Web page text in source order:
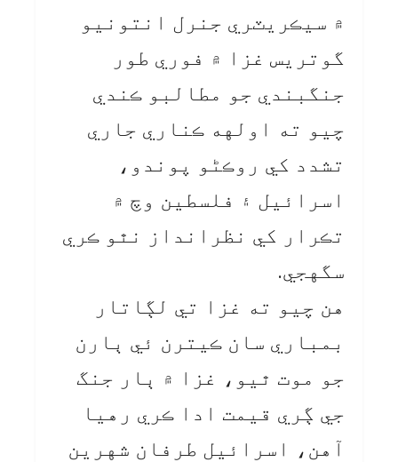
۾ سيڪريٽري جنرل انتونيو
گوتريس غزا ۾ فوري طور
جنگبندي جو مطالبو ڪندي
چيو ته اولهه ڪناري جاري
تشدد کي روڪڻو پوندو،
اسرائيل ۽ فلسطين وچ ۾
تڪرار کي نظرانداز نٿو ڪري
سگهجي.
هن چيو ته غزا تي لڳاتار
بمباري سان ڪيترن ئي ٻارن
جو موت ٿيو، غزا ۾ ٻار جنگ
جي ڳري قيمت ادا ڪري رهيا
آهن، اسرائيل طرفان شهرين